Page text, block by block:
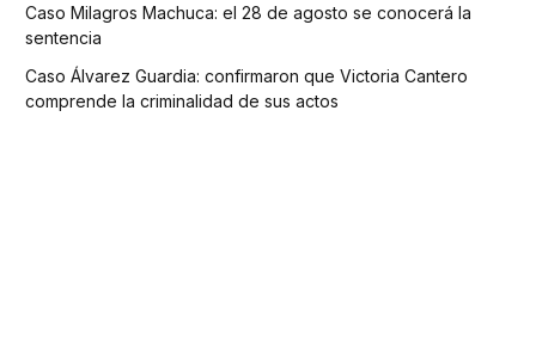
Caso Milagros Machuca: el 28 de agosto se conocerá la
sentencia
Caso Álvarez Guardia: confirmaron que Victoria Cantero
comprende la criminalidad de sus actos